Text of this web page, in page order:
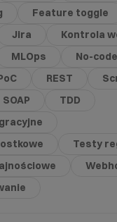
Feature toggle
Jira
Kontrola
MLOps
No-code
REST
SOAP
TDD
Testy